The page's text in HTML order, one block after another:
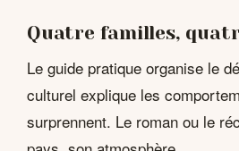
Quatre familles,
Le guide pratique organise le
culturel explique les
surprennent. Le roman ou le